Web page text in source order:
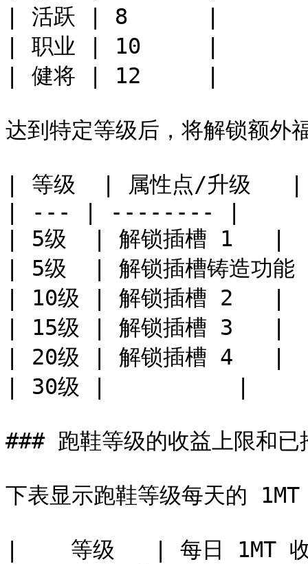
| 活跃 | 8      |
| 职业 | 10     |
| 健将 | 12     |
达到特定等级后，将解锁额外
| 等级  | 属性点/升级   |
| --- | -------- |
| 5级  | 解锁插槽 1   |
| 5级  | 解锁插槽铸造功
| 10级 | 解锁插槽 2   |
| 15级 | 解锁插槽 3   |
| 20级 | 解锁插槽 4   |
| 30级 |          |
### 跑鞋等级的收益上限和已
下表显示跑鞋等级每天的
|    等级   | 每日 1MT